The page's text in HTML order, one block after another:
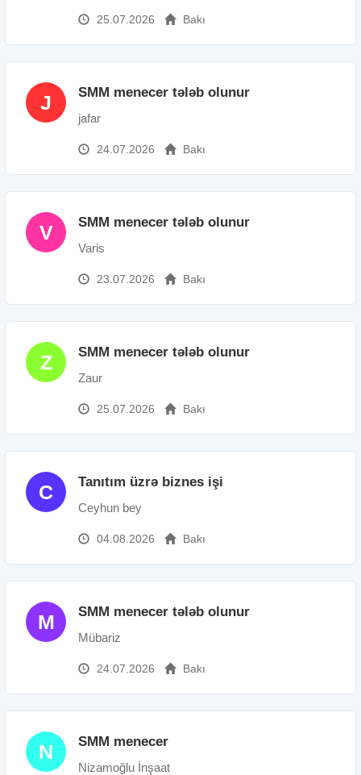
25.07.2026 Bakı
J SMM menecer tələb olunur
jafar
24.07.2026 Bakı
V SMM menecer tələb olunur
Varis
23.07.2026 Bakı
Z SMM menecer tələb olunur
Zaur
25.07.2026 Bakı
C Tanıtım üzrə biznes işi
Ceyhun bey
04.08.2026 Bakı
M SMM menecer tələb olunur
Mübariz
24.07.2026 Bakı
N SMM menecer
Nizamoğlu İnşaat